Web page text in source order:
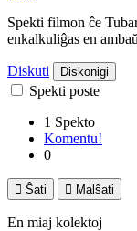
Spekti filmon ĉe
enkalkuliĝas en
Diskuti Diskonigi
Spekti poste
1 Spekto
Komentu!
0
 Ŝati  Malŝati
En miaj kolektoj